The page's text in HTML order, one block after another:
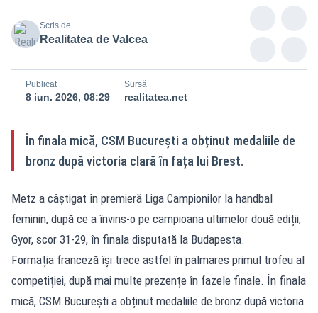
Scris de
Realitatea de Valcea
Publicat
8 iun. 2026, 08:29
Sursă
realitatea.net
În finala mică, CSM București a obținut medaliile de
bronz după victoria clară în fața lui Brest.
Metz a câștigat în premieră Liga Campionilor la handbal
feminin, după ce a învins-o pe campioana ultimelor două ediții,
Gyor, scor 31-29, în finala disputată la Budapesta.
Formația franceză își trece astfel în palmares primul trofeu al
competiției, după mai multe prezențe în fazele finale. În finala
mică, CSM București a obținut medaliile de bronz după victoria